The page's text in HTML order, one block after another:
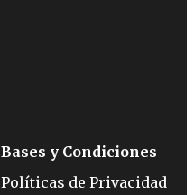
Bases y Condiciones
Políticas de Privacidad